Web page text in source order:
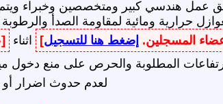
هندسي كبير ومتخصصين وخبراء ويتم
حرارية ومائية لمقاومة الصدأ
المسجلين. إضغط هنا للتسجيل] اثناء
المطلوبة والحرص على منع دخول
لعدم حدوث اضرار أو